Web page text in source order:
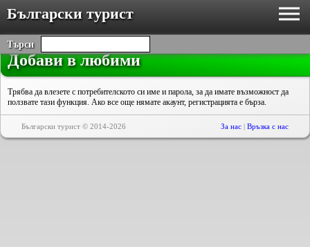
Български турист
Търси
Добави в любими
Трябва да влезете с потребителското си име и парола, за да имате възможност да
ползвате тази функция. Ако все още нямате акаунт, регистрацията е бърза.
Български турист © 2014-2026 За нас | Връзка с нас